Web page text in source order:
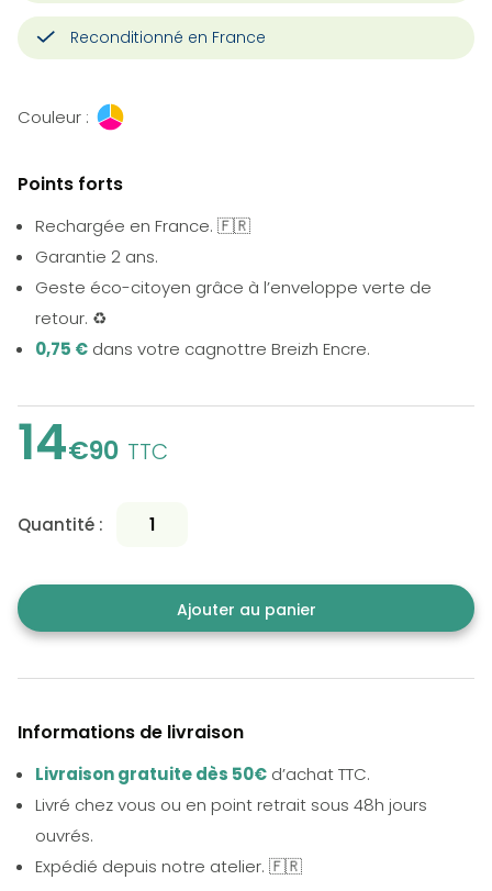
Reconditionné en France
Couleur :
Points forts
Rechargée en France. 🇫🇷
Garantie 2 ans.
Geste éco-citoyen grâce à l’enveloppe verte de
retour. ♻️
0,75 € dans votre cagnottre Breizh Encre.
14€90 TTC
Quantité :
Ajouter au panier
Informations de livraison
Livraison gratuite dès 50€ d’achat TTC.
Livré chez vous ou en point retrait sous 48h jours
ouvrés.
Expédié depuis notre atelier. 🇫🇷